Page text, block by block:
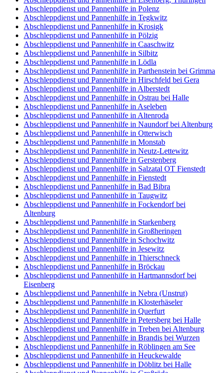
Abschleppdienst und Pannenhilfe in Polenz
Abschleppdienst und Pannenhilfe in Tegkwitz
Abschleppdienst und Pannenhilfe in Krosigk
Abschleppdienst und Pannenhilfe in Pölzig
Abschleppdienst und Pannenhilfe in Caaschwitz
Abschleppdienst und Pannenhilfe in Silbitz
Abschleppdienst und Pannenhilfe in Lödla
Abschleppdienst und Pannenhilfe in Parthenstein bei Grimma
Abschleppdienst und Pannenhilfe in Hirschfeld bei Gera
Abschleppdienst und Pannenhilfe in Alberstedt
Abschleppdienst und Pannenhilfe in Ostrau bei Halle
Abschleppdienst und Pannenhilfe in Aseleben
Abschleppdienst und Pannenhilfe in Altenroda
Abschleppdienst und Pannenhilfe in Naundorf bei Altenburg
Abschleppdienst und Pannenhilfe in Otterwisch
Abschleppdienst und Pannenhilfe in Monstab
Abschleppdienst und Pannenhilfe in Neutz-Lettewitz
Abschleppdienst und Pannenhilfe in Gerstenberg
Abschleppdienst und Pannenhilfe in Salzatal OT Fienstedt
Abschleppdienst und Pannenhilfe in Fienstedt
Abschleppdienst und Pannenhilfe in Bad Bibra
Abschleppdienst und Pannenhilfe in Taugwitz
Abschleppdienst und Pannenhilfe in Fockendorf bei
Altenburg
Abschleppdienst und Pannenhilfe in Starkenberg
Abschleppdienst und Pannenhilfe in Großheringen
Abschleppdienst und Pannenhilfe in Schochwitz
Abschleppdienst und Pannenhilfe in Jesewitz
Abschleppdienst und Pannenhilfe in Thierschneck
Abschleppdienst und Pannenhilfe in Bröckau
Abschleppdienst und Pannenhilfe in Hartmannsdorf bei
Eisenberg
Abschleppdienst und Pannenhilfe in Nebra (Unstrut)
Abschleppdienst und Pannenhilfe in Klosterhäseler
Abschleppdienst und Pannenhilfe in Querfurt
Abschleppdienst und Pannenhilfe in Petersberg bei Halle
Abschleppdienst und Pannenhilfe in Treben bei Altenburg
Abschleppdienst und Pannenhilfe in Brandis bei Wurzen
Abschleppdienst und Pannenhilfe in Röblingen am See
Abschleppdienst und Pannenhilfe in Heuckewalde
Abschleppdienst und Pannenhilfe in Döblitz bei Halle